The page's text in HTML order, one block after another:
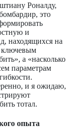
Роналду,
это
и
находящихся на
ключевым
а «насколько
параметрам
и я ожидаю,
тотал.
опыта